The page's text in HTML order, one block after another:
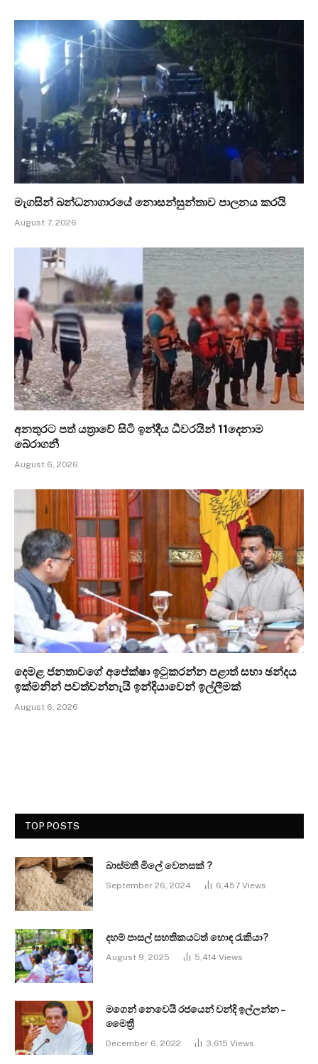
මැගසින් බන්ධනාගාරයේ නොසන්සුන්තාව පාලනය කරයි
August 7, 2026
අනතුරට පත් යත්‍රාවේ සිටි ඉන්දීය ධීවරයින් 11දෙනාම
බේරාගනී
August 6, 2026
දෙමළ ජනතාවගේ අපේක්ෂා ඉටුකරන්න පළාත් සභා ඡන්දය
ඉක්මනින් පවත්වන්නැයි ඉන්දියාවෙන් ඉල්ලීමක්
August 6, 2026
TOP POSTS
බාස්මතී මිලේ වෙනසක් ?
September 26, 2024 6,457 Views
දහම් පාසල් සහතිකයටත් හොඳ රැකියා?
August 9, 2025 5,414 Views
මගෙන් නෙවෙයි රජයෙන් වන්දි ඉල්ලන්න –
මෛත්‍රී
December 6, 2022 3,615 Views